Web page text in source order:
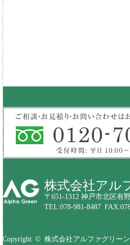
株式会社アル
〒651-1312 神戸市北区有
TEL:078-981-8487
Copyright © 株式会社アルファグリーン